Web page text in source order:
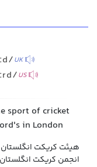
UK
US
sport of cricket
in London
هیئت کریکت انگلستان
انجمن کریکت